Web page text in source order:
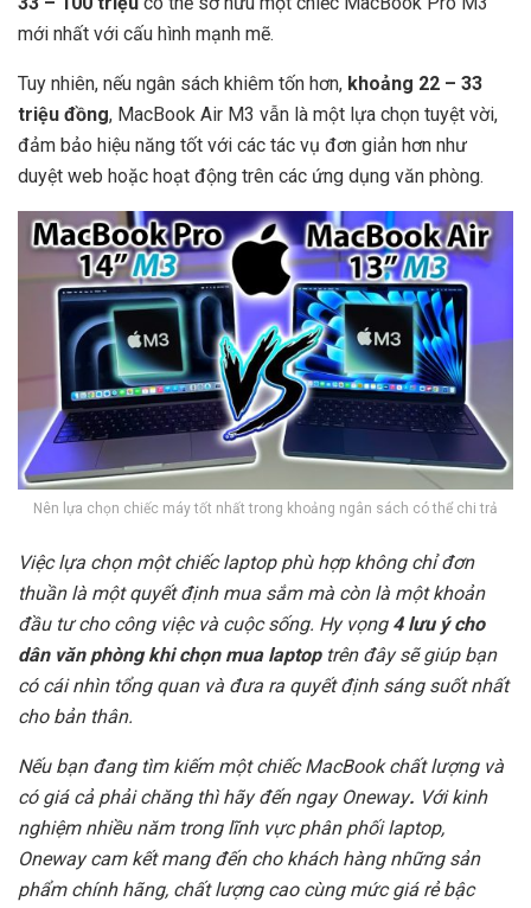
mới nhất với cấu hình mạnh mẽ.
Tuy nhiên, nếu ngân sách khiêm tốn hơn, khoảng 22 – 33
triệu đồng, MacBook Air M3 vẫn là một lựa chọn tuyệt vời,
đảm bảo hiệu năng tốt với các tác vụ đơn giản hơn như
duyệt web hoặc hoạt động trên các ứng dụng văn phòng.
Nên lựa chọn chiếc máy tốt nhất trong khoảng ngân sách có thể chi trả
Việc lựa chọn một chiếc laptop phù hợp không chỉ đơn
thuần là một quyết định mua sắm mà còn là một khoản
đầu tư cho công việc và cuộc sống. Hy vọng 4 lưu ý cho
dân văn phòng khi chọn mua laptoptrên đây sẽ giúp bạn
có cái nhìn tổng quan và đưa ra quyết định sáng suốt nhất
cho bản thân.
Nếu bạn đang tìm kiếm một chiếc MacBook chất lượng và
có giá cả phải chăng thì hãy đến ngay Oneway. Với kinh
nghiệm nhiều năm trong lĩnh vực phân phối laptop,
Oneway cam kết mang đến cho khách hàng những sản
phẩm chính hãng, chất lượng cao cùng mức giá rẻ bậc